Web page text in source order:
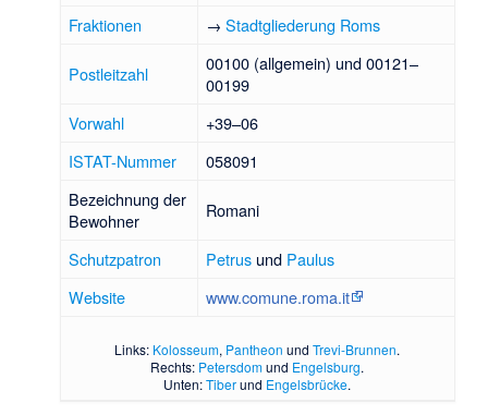
Fraktionen → Stadtgliederung Roms
Postleitzahl
00100 (allgemein) und 00121–
00199
Vorwahl
+39–06
ISTAT-Nummer
058091
Bezeichnung der
Bewohner
Romani
Schutzpatron Petrusund Paulus
Website
www.comune.roma.it
Links: Kolosseum, Pantheon undTrevi-Brunnen.
Rechts: Petersdomund Engelsburg.
Unten:Tiberund Engelsbrücke.